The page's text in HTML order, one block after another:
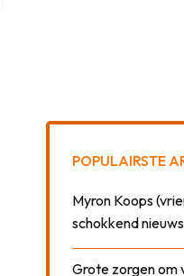
POPULAIRSTE
Myron Koops
schokkend
Grote zorgen om